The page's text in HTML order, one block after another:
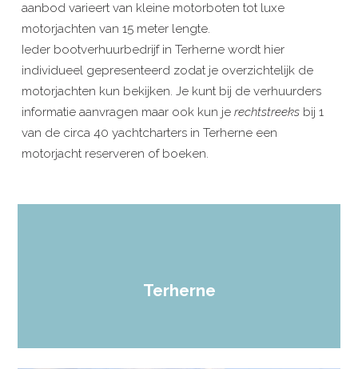
aanbod varieert van kleine motorboten tot luxe
motorjachten van 15 meter lengte.
Ieder bootverhuurbedrijf in Terherne wordt hier
individueel gepresenteerd zodat je overzichtelijk de
motorjachten kun bekijken. Je kunt bij de verhuurders
informatie aanvragen maar ook kun je rechtstreeks bij 1
van de circa 40 yachtcharters in Terherne een
motorjacht reserveren of boeken.
Terherne